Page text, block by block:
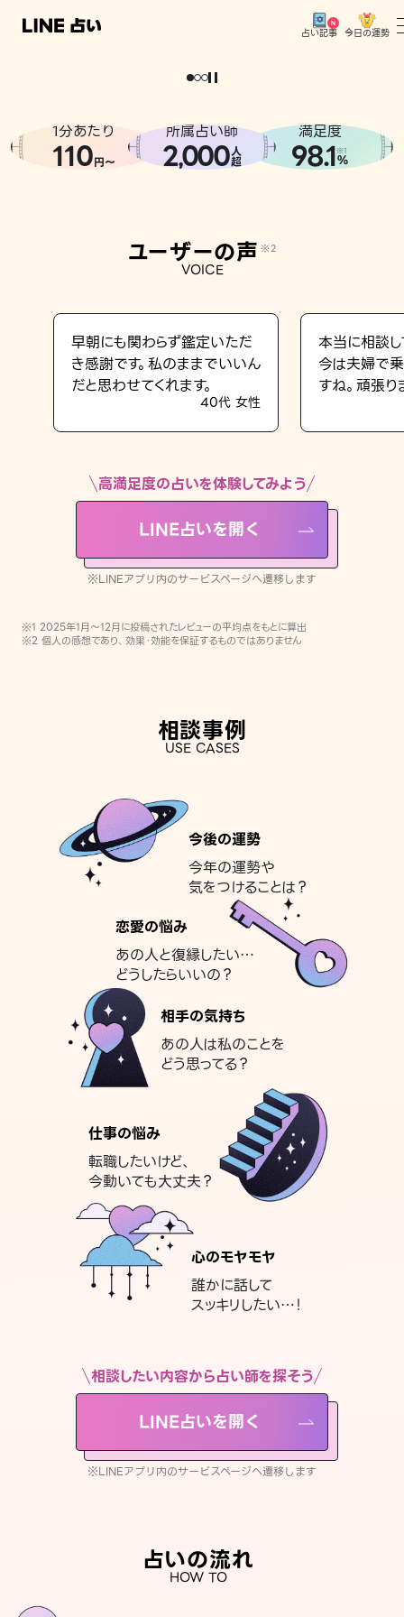
占い記事 今日の運勢
相談事例
LINE占いを開く
※LINEアプリ内のサービスページへ遷移します
どうせなら
。
1分あたり
110円〜
所属占い師
2,000人
超
満足度
98.1※1
%
ユーザーの声 ※2
VOICE
早朝にも関わらず鑑定いただ
き感謝です。私のままでいいん
だと思わせてくれます。
40代 女性
本当に相談し
今は夫婦で
すね。頑張り
高満足度の占いを体験してみよう
LINE占いを開く
※LINEアプリ内のサービスページへ遷移します
※1 2025年1月〜12月に投稿されたレビューの平均点をもとに算出
※2 個人の感想であり、効果・効能を保証するものではありません
相談事例
USE CASES
今後の運勢
今年の運勢や
気をつけることは？
恋愛の悩み
あの人と復縁したい…
どうしたらいいの？
相手の気持ち
あの人は私のことを
どう思ってる？
仕事の悩み
転職したいけど、
今動いても大丈夫？
心のモヤモヤ
誰かに話して
スッキリしたい…！
相談したい内容から占い師を探そう
LINE占いを開く
※LINEアプリ内のサービスページへ遷移します
占いの流れ
HOW TO